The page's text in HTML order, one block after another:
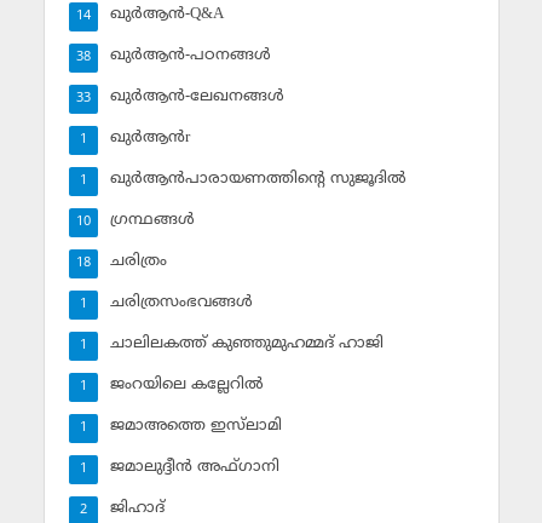
ഖുര്‍ആന്‍-Q&A
14
ഖുര്‍ആന്‍-പഠനങ്ങള്‍
38
ഖുര്‍ആന്‍-ലേഖനങ്ങള്‍
33
ഖുര്‍ആന്‍r
1
ഖുര്‍ആന്‍പാരായണത്തിന്റെ സുജൂദില്‍
1
ഗ്രന്ഥങ്ങള്‍
10
ചരിത്രം
18
ചരിത്രസംഭവങ്ങള്‍
1
ചാലിലകത്ത് കുഞ്ഞുമുഹമ്മദ് ഹാജി
1
ജംറയിലെ കല്ലേറില്‍
1
ജമാഅത്തെ ഇസ്‌ലാമി
1
ജമാലുദ്ദീന്‍ അഫ്ഗാനി
1
ജിഹാദ്‌
2